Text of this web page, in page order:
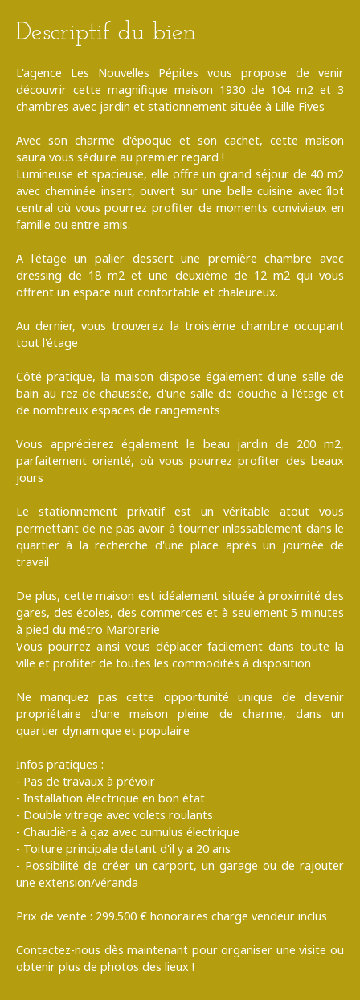
Descriptif du bien
L'agence Les Nouvelles Pépites vous propose de venir
découvrir cette magnifique maison 1930 de 104 m2 et 3
chambres avec jardin et stationnement située à Lille Fives
Avec son charme d'époque et son cachet, cette maison
saura vous séduire au premier regard !
Lumineuse et spacieuse, elle offre un grand séjour de 40 m2
avec cheminée insert, ouvert sur une belle cuisine avec îlot
central où vous pourrez profiter de moments conviviaux en
famille ou entre amis.
A l'étage un palier dessert une première chambre avec
dressing de 18 m2 et une deuxième de 12 m2 qui vous
offrent un espace nuit confortable et chaleureux.
Au dernier, vous trouverez la troisième chambre occupant
tout l'étage
Côté pratique, la maison dispose également d'une salle de
bain au rez-de-chaussée, d'une salle de douche à l'étage et
de nombreux espaces de rangements
Vous apprécierez également le beau jardin de 200 m2,
parfaitement orienté, où vous pourrez profiter des beaux
jours
Le stationnement privatif est un véritable atout vous
permettant de ne pas avoir à tourner inlassablement dans le
quartier à la recherche d'une place après un journée de
travail
De plus, cette maison est idéalement située à proximité des
gares, des écoles, des commerces et à seulement 5 minutes
à pied du métro Marbrerie
Vous pourrez ainsi vous déplacer facilement dans toute la
ville et profiter de toutes les commodités à disposition
Ne manquez pas cette opportunité unique de devenir
propriétaire d'une maison pleine de charme, dans un
quartier dynamique et populaire
Infos pratiques :
- Pas de travaux à prévoir
- Installation électrique en bon état
- Double vitrage avec volets roulants
- Chaudière à gaz avec cumulus électrique
- Toiture principale datant d'il y a 20 ans
- Possibilité de créer un carport, un garage ou de rajouter
une extension/véranda
Prix de vente : 299.500 € honoraires charge vendeur inclus
Contactez-nous dès maintenant pour organiser une visite ou
obtenir plus de photos des lieux !